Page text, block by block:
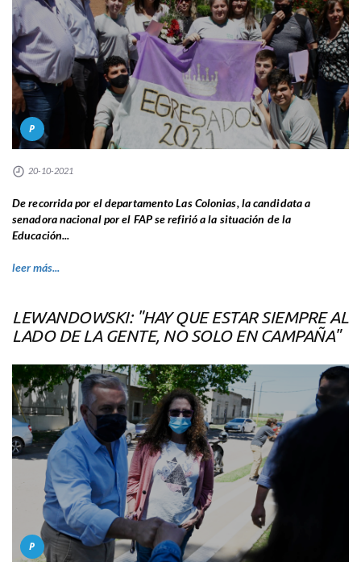
P
20-10-2021
De recorrida por el departamento Las Colonias, la candidata a
senadora nacional por el FAP se refirió a la situación de la
Educación...
leer más...
LEWANDOWSKI: "HAY QUE ESTAR SIEMPRE AL
LADO DE LA GENTE, NO SOLO EN CAMPAÑA"
P